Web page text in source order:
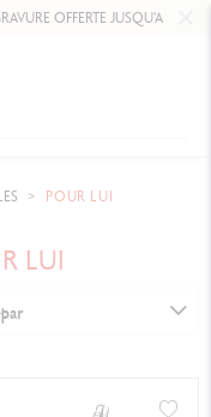
OFFERTE JUSQU'AU10 MAI 2026
POUR LUI
LUI